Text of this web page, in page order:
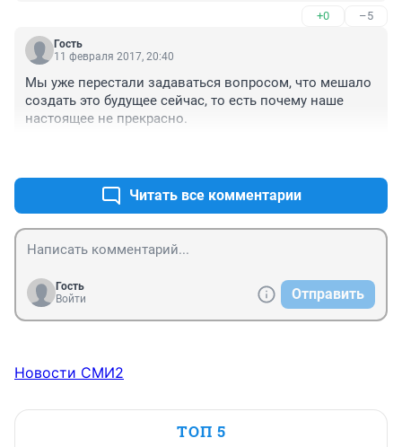
скором будущем мы и по экономике обгоним все
страны! А Путин нам в этом поможет!
+0 –5
Гость
11 февраля 2017, 20:40
Мы уже перестали задаваться вопросом, что мешало
создать это будущее сейчас, то есть почему наше
настоящее не прекрасно.
Читать все комментарии
Гость
Войти
Отправить
Новости СМИ2
ТОП 5